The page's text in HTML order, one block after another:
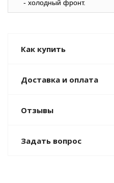
- холодный фронт.
Как купить
Доставка и оплата
Отзывы
Задать вопрос